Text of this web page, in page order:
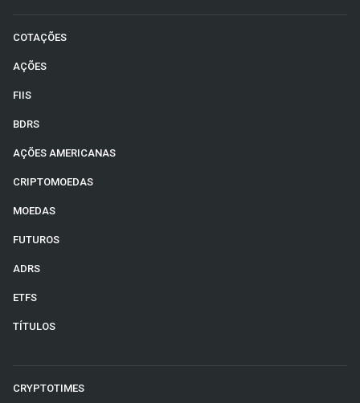
COTAÇÕES
AÇÕES
FIIS
BDRS
AÇÕES AMERICANAS
CRIPTOMOEDAS
MOEDAS
FUTUROS
ADRS
ETFS
TÍTULOS
CRYPTOTIMES